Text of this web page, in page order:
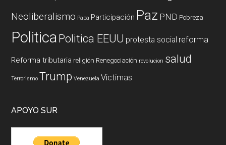
Neoliberalismo Papa Participación Paz PND Pobreza
PoliticaPolitica EEUU protesta social reforma
Reforma tributaria religión Renegociación revolucion salud
Terrorismo Trump Venezuela Victimas
APOYO SUR